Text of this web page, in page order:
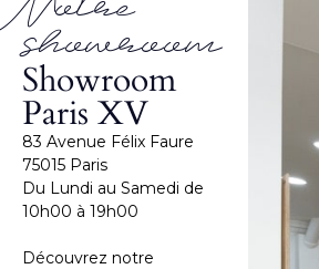
showroom
Showroom
Paris XV
83 Avenue Félix Faure
75015 Paris
Du Lundi au Samedi de
10h00 à 19h00
Découvrez notre